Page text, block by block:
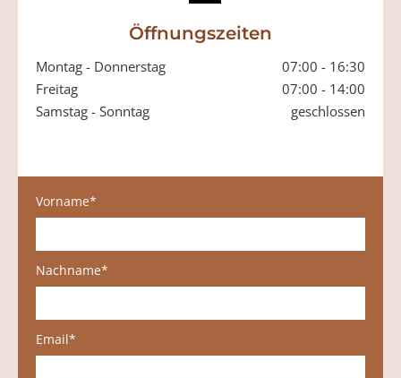
Öffnungszeiten
Montag - Donnerstag
07:00 - 16:30
Freitag
07:00 - 14:00
Samstag - Sonntag
geschlossen
Vorname*
Nachname*
Email*